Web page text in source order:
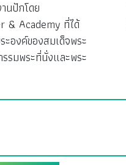
นปักโดย
& Academy ที่ได้
องค์ของสมเด็จพระ
รมพระที่นั่งและพระ